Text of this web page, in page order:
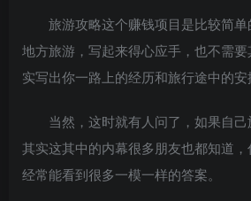
旅游攻略这个赚钱项目是比较简
地方旅游，写起来得心应手，也不需
实写出你一路上的经历和旅行途中的安
当然，这时就有人问了，如果自
其实这其中的内幕很多朋友也都知道
经常能看到很多一模一样的答案。